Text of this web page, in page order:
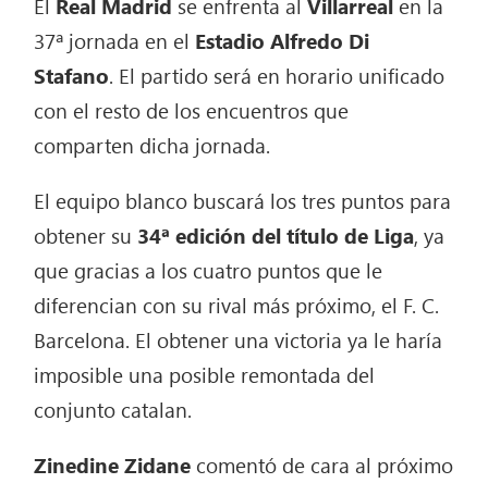
37ª jornada en el Estadio Alfredo Di
Stafano. El partido será en horario unificado
con el resto de los encuentros que
comparten dicha jornada.
El equipo blanco buscará los tres puntos para
obtener su 34ª edición del título de Liga, ya
que gracias a los cuatro puntos que le
diferencian con su rival más próximo, el F. C.
Barcelona. El obtener una victoria ya le haría
imposible una posible remontada del
conjunto catalan.
Zinedine Zidane comentó de cara al próximo